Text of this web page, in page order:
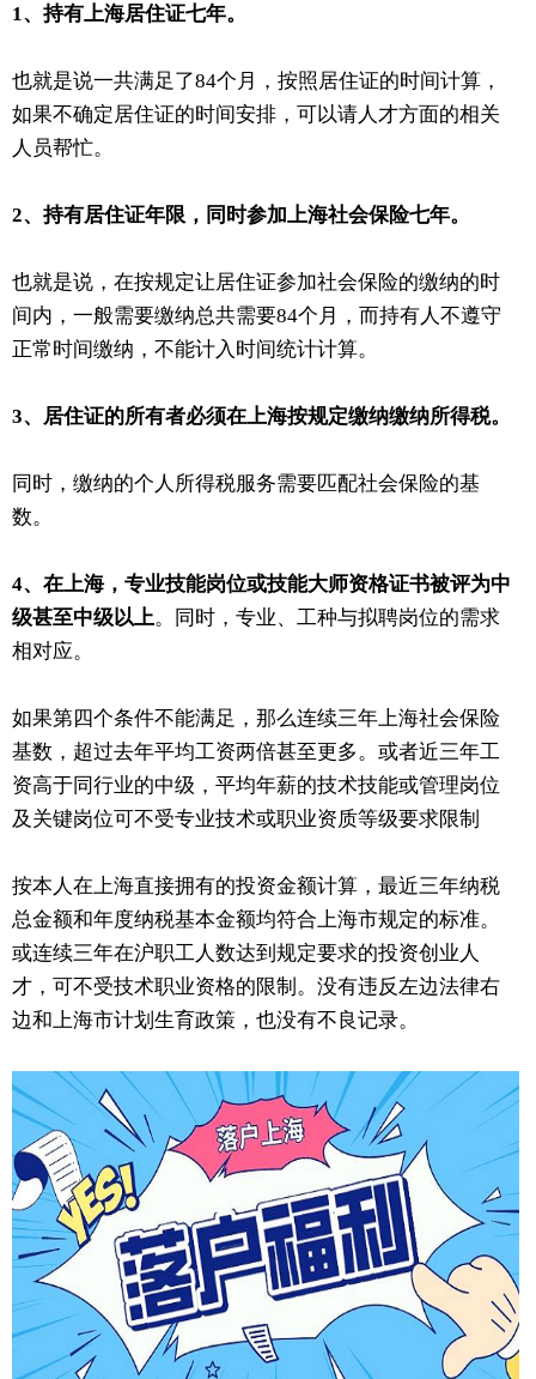
1、持有上海居住证七年。
也就是说一共满足了84个月，按照居住证的时间计算，
如果不确定居住证的时间安排，可以请人才方面的相关
人员帮忙。
2、持有居住证年限，同时参加上海社会保险七年。
也就是说，在按规定让居住证参加社会保险的缴纳的时
间内，一般需要缴纳总共需要84个月，而持有人不遵守
正常时间缴纳，不能计入时间统计计算。
3、居住证的所有者必须在上海按规定缴纳缴纳所得税。
同时，缴纳的个人所得税服务需要匹配社会保险的基
数。
4、在上海，专业技能岗位或技能大师资格证书被评为中
级甚至中级以上。同时，专业、工种与拟聘岗位的需求
相对应。
如果第四个条件不能满足，那么连续三年上海社会保险
基数，超过去年平均工资两倍甚至更多。或者近三年工
资高于同行业的中级，平均年薪的技术技能或管理岗位
及关键岗位可不受专业技术或职业资质等级要求限制
按本人在上海直接拥有的投资金额计算，最近三年纳税
总金额和年度纳税基本金额均符合上海市规定的标准。
或连续三年在沪职工人数达到规定要求的投资创业人
才，可不受技术职业资格的限制。没有违反左边法律右
边和上海市计划生育政策，也没有不良记录。